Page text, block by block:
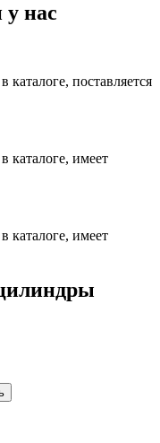
нас
каталоге, поставляется
каталоге, имеет
каталоге, имеет